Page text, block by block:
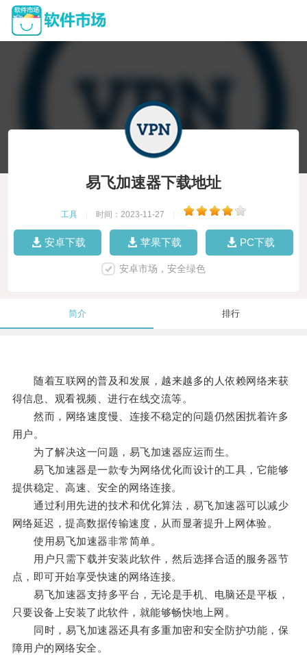
易飞加速器下载地址
工具 时间：2023-11-27
安卓下载 苹果下载 PC下载
安卓市场，安全绿色
简介 排行
随着互联网的普及和发展，越来越多的人依赖网络来获
得信息、观看视频、进行在线交流等。
然而，网络速度慢、连接不稳定的问题仍然困扰着许多
用户。
为了解决这一问题，易飞加速器应运而生。
易飞加速器是一款专为网络优化而设计的工具，它能够
提供稳定、高速、安全的网络连接。
通过利用先进的技术和优化算法，易飞加速器可以减少
网络延迟，提高数据传输速度，从而显著提升上网体验。
使用易飞加速器非常简单。
用户只需下载并安装此软件，然后选择合适的服务器节
点，即可开始享受快速的网络连接。
易飞加速器支持多平台，无论是手机、电脑还是平板，
只要设备上安装了此软件，就能够畅快地上网。
同时，易飞加速器还具有多重加密和安全防护功能，保
障用户的网络安全。